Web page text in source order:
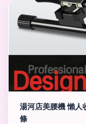
湯河店美腰機 懶人
條